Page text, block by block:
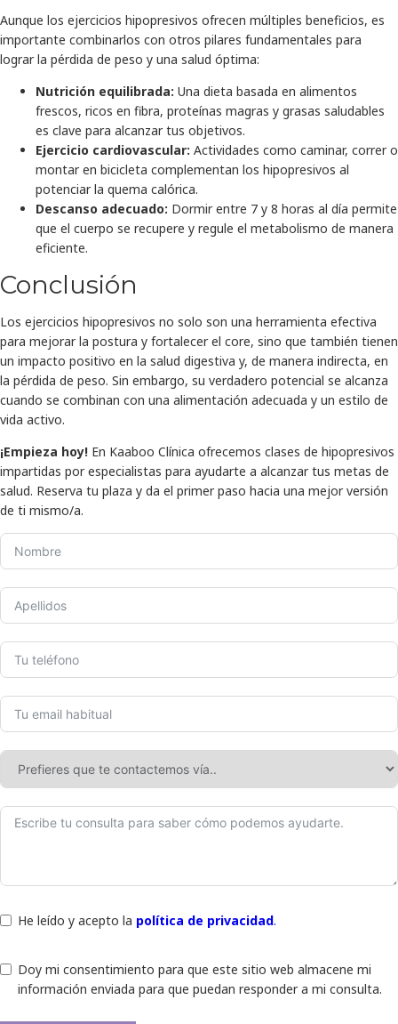
Aunque los ejercicios hipopresivos ofrecen múltiples beneficios, es
importante combinarlos con otros pilares fundamentales para
lograr la pérdida de peso y una salud óptima:
Nutrición equilibrada: Una dieta basada en alimentos
frescos, ricos en fibra, proteínas magras y grasas saludables
es clave para alcanzar tus objetivos.
Ejercicio cardiovascular: Actividades como caminar, correr o
montar en bicicleta complementan los hipopresivos al
potenciar la quema calórica.
Descanso adecuado: Dormir entre 7 y 8 horas al día permite
que el cuerpo se recupere y regule el metabolismo de manera
eficiente.
Conclusión
Los ejercicios hipopresivos no solo son una herramienta efectiva
para mejorar la postura y fortalecer el core, sino que también tienen
un impacto positivo en la salud digestiva y, de manera indirecta, en
la pérdida de peso. Sin embargo, su verdadero potencial se alcanza
cuando se combinan con una alimentación adecuada y un estilo de
vida activo.
¡Empieza hoy! En Kaaboo Clínica ofrecemos clases de hipopresivos
impartidas por especialistas para ayudarte a alcanzar tus metas de
salud. Reserva tu plaza y da el primer paso hacia una mejor versión
de ti mismo/a.
He leído y acepto la política de privacidad.
Doy mi consentimiento para que este sitio web almacene mi
información enviada para que puedan responder a mi consulta.